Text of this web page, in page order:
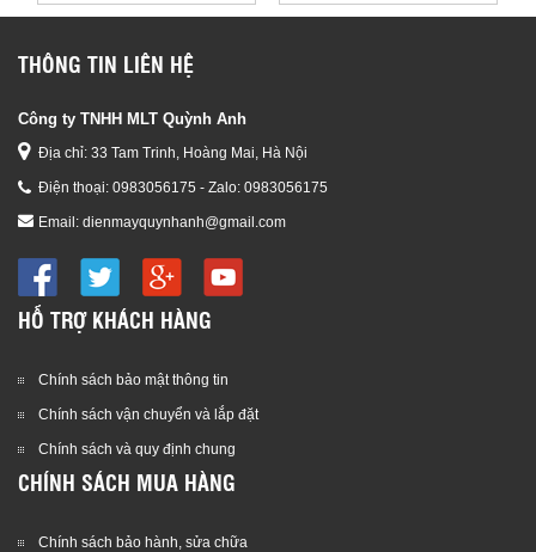
THÔNG TIN LIÊN HỆ
Công ty TNHH MLT Quỳnh Anh
Địa chỉ: 33 Tam Trinh, Hoàng Mai, Hà Nội
Điện thoại: 0983056175 - Zalo: 0983056175
Email: dienmayquynhanh@gmail.com
HỖ TRỢ KHÁCH HÀNG
Chính sách bảo mật thông tin
Chính sách vận chuyển và lắp đặt
Chính sách và quy định chung
CHÍNH SÁCH MUA HÀNG
Chính sách bảo hành, sửa chữa